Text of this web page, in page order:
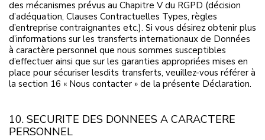
des mécanismes prévus au Chapitre V du RGPD (décision
d’adéquation, Clauses Contractuelles Types, règles
d’entreprise contraignantes etc.). Si vous désirez obtenir plus
d’informations sur les transferts internationaux de Données
à caractère personnel que nous sommes susceptibles
d’effectuer ainsi que sur les garanties appropriées mises en
place pour sécuriser lesdits transferts, veuillez-vous référer à
la section 16 « Nous contacter » de la présente Déclaration.
10. SECURITE DES DONNEES A CARACTERE
PERSONNEL